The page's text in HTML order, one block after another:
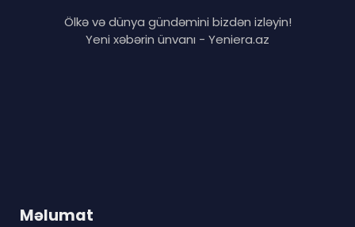
Ölkə və dünya gündəmini bizdən izləyin!
Yeni xəbərin ünvanı - Yeniera.az
Məlumat